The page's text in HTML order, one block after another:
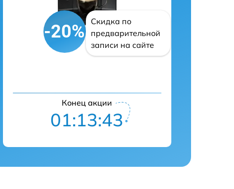
-20%
Скидка по
предварительной
записи на сайте
Конец акции
01:13:42